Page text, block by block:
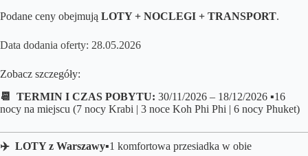
Podane ceny obejmują LOTY + NOCLEGI + TRANSPORT.
Data dodania oferty: 28.05.2026
Zobacz szczegóły:
📆 TERMIN I CZAS POBYTU: 30/11/2026 – 18/12/2026 ▪️16
nocy na miejscu (7 nocy Krabi | 3 noce Koh Phi Phi | 6 nocy Phuket)
✈️ LOTY z Warszawy▪️1 komfortowa przesiadka w obie